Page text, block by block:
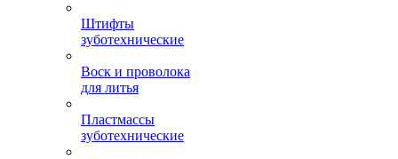
Штифты
зуботехнические
Воск и проволока
для литья
Пластмассы
зуботехнические